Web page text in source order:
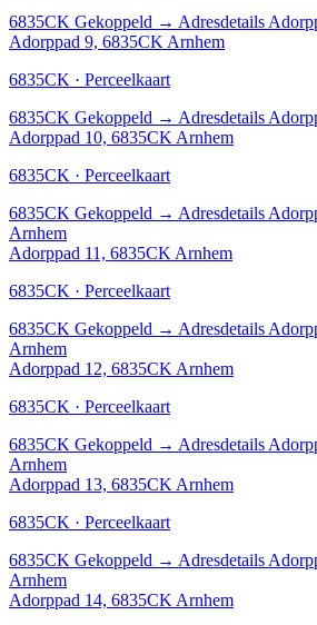
6835CK Gekoppeld → Adresdetails
Adorppad 9, 6835CK Arnhem
6835CK · Perceelkaart
6835CK Gekoppeld → Adresdetails
Adorppad 10, 6835CK Arnhem
6835CK · Perceelkaart
6835CK Gekoppeld → Adresdetails
Arnhem
Adorppad 11, 6835CK Arnhem
6835CK · Perceelkaart
6835CK Gekoppeld → Adresdetails
Arnhem
Adorppad 12, 6835CK Arnhem
6835CK · Perceelkaart
6835CK Gekoppeld → Adresdetails
Arnhem
Adorppad 13, 6835CK Arnhem
6835CK · Perceelkaart
6835CK Gekoppeld → Adresdetails
Arnhem
Adorppad 14, 6835CK Arnhem